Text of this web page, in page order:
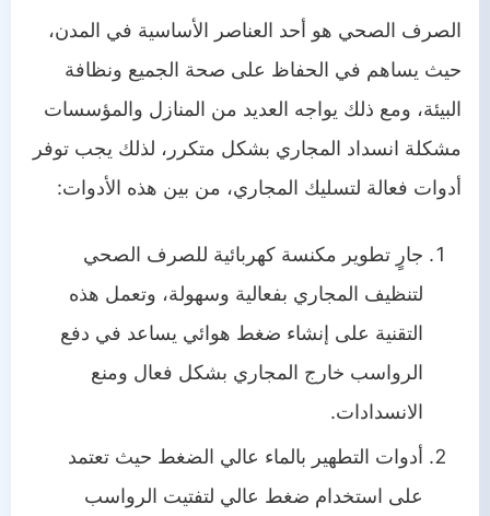
الصرف الصحي هو أحد العناصر الأساسية في المدن،
حيث يساهم في الحفاظ على صحة الجميع ونظافة
البيئة، ومع ذلك يواجه العديد من المنازل والمؤسسات
مشكلة انسداد المجاري بشكل متكرر، لذلك يجب توفر
أدوات فعالة لتسليك المجاري، من بين هذه الأدوات:
جارٍ تطوير مكنسة كهربائية للصرف الصحي
لتنظيف المجاري بفعالية وسهولة، وتعمل هذه
التقنية على إنشاء ضغط هوائي يساعد في دفع
الرواسب خارج المجاري بشكل فعال ومنع
الانسدادات.
أدوات التطهير بالماء عالي الضغط حيث تعتمد
على استخدام ضغط عالي لتفتيت الرواسب